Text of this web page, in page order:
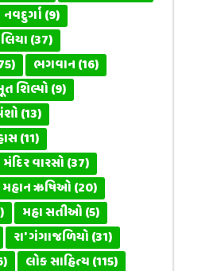
નવદુર્ગા(9)
(37)
ભગવાન(16)
શિલ્પો(9)
(13)
(11)
વારસો(37)
મહાન ઋષિઓ(20)
મહા સતીઓ(5)
રા' ગંગાજળિયો(31)
લોક સાહિત્ય(115)